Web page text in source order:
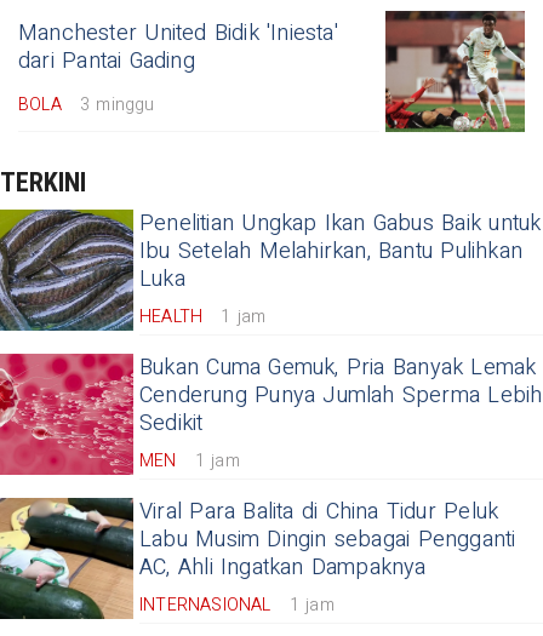
Manchester United Bidik 'Iniesta'
dari Pantai Gading
BOLA 3 minggu
TERKINI
Penelitian Ungkap Ikan Gabus Baik untuk
Ibu Setelah Melahirkan, Bantu Pulihkan
Luka
HEALTH 1 jam
Bukan Cuma Gemuk, Pria Banyak Lemak
Cenderung Punya Jumlah Sperma Lebih
Sedikit
MEN 1 jam
Viral Para Balita di China Tidur Peluk
Labu Musim Dingin sebagai Pengganti
AC, Ahli Ingatkan Dampaknya
INTERNASIONAL 1 jam